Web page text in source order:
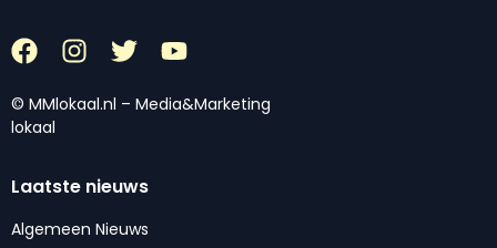
© MMlokaal.nl – Media&Marketing
lokaal
Laatste nieuws
Algemeen Nieuws